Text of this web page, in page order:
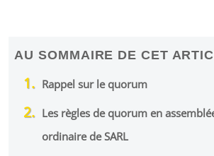
AU SOMMAIRE DE CET
Rappel sur le quorum
Les règles de quorum en
ordinaire de SARL